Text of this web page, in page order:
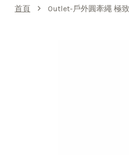
首頁 › Outlet-戶外圓牽繩 極